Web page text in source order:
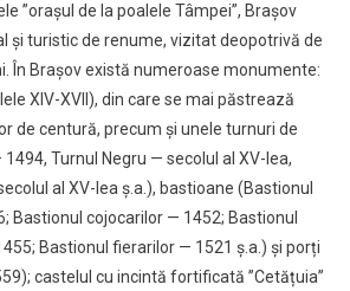
”orașul de la poalele Tâmpei”, Brașov
și turistic de renume, vizitat deopotrivă de
În Brașov există numeroase monumente:
XIV-XVII), din care se mai păstrează
de centură, precum și unele turnuri de
Turnul Negru — secolul al XV-lea,
al XV-lea ș.a.), bastioane (Bastionul
Bastionul cojocarilor — 1452; Bastionul
Bastionul fierarilor — 1521 ș.a.) și porți
castelul cu incintă fortificată ”Cetățuia”